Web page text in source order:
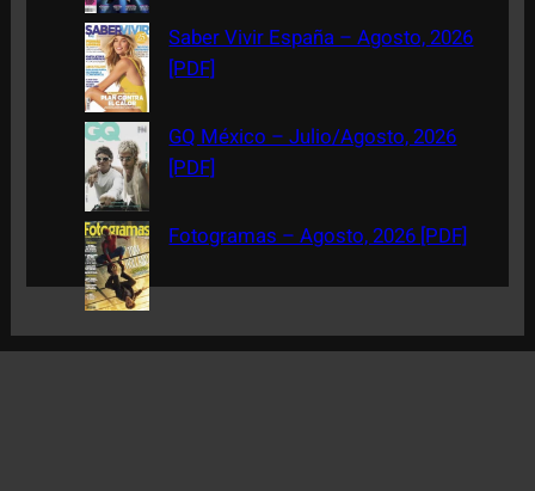
Saber Vivir España – Agosto, 2026
[PDF]
GQ México – Julio/Agosto, 2026
[PDF]
Fotogramas – Agosto, 2026 [PDF]